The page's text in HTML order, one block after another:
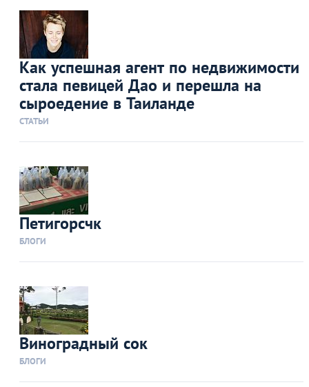
Как успешная агент по недвижимости
стала певицей Дао и перешла на
сыроедение в Таиланде
СТАТЬИ
Петигорсчк
БЛОГИ
Виноградный сок
БЛОГИ